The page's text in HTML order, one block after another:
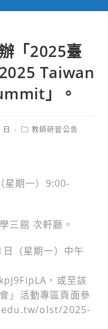
「2025臺
Taiwan
」。
Post教師研習公告
星期一）9:00-
三館 次軒廳。
（星期一）中午
，或至該
」活動專區頁面參
olst/2025-